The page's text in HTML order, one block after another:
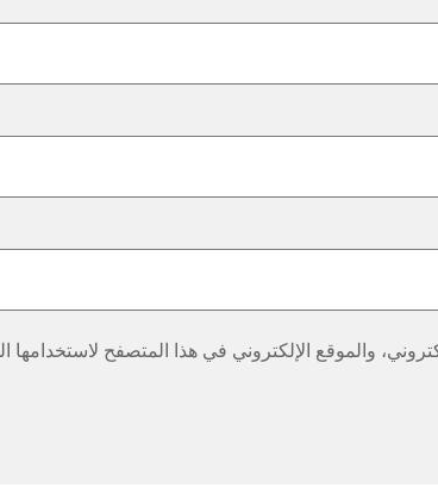
والموقع الإلكتروني في هذا المتصفح لاستخدامها